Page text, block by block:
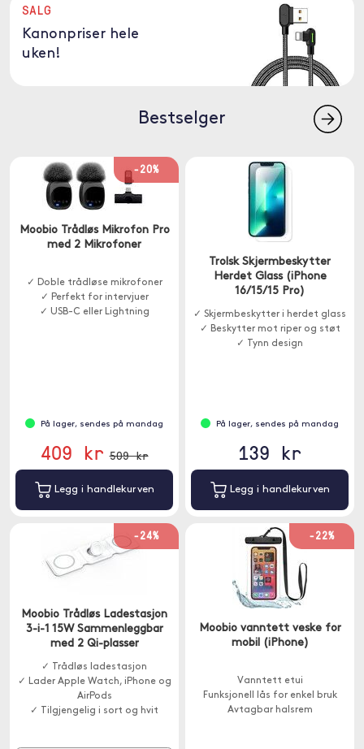
SALG
Kanonpriser hele
uken!
Bestselger
-20%
Moobio Trådløs Mikrofon Pro
med 2 Mikrofoner
✓ Doble trådløse mikrofoner
✓ Perfekt for intervjuer
✓ USB-C eller Lightning
På lager, sendes på mandag
409 kr 509 kr
Legg i handlekurven
Trolsk Skjermbeskytter
Herdet Glass (iPhone
16/15/15 Pro)
✓ Skjermbeskytter i herdet glass
✓ Beskytter mot riper og støt
✓ Tynn design
På lager, sendes på mandag
139 kr
Legg i handlekurven
-24%
Moobio Trådløs Ladestasjon
3-i-1 15W Sammenleggbar
med 2 Qi-plasser
✓ Trådløs ladestasjon
✓ Lader Apple Watch, iPhone og
AirPods
✓ Tilgjengelig i sort og hvit
-22%
Moobio vanntett veske for
mobil (iPhone)
Vanntett etui
Funksjonell lås for enkel bruk
Avtagbar halsrem